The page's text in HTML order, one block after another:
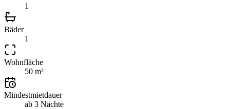
1
Bäder
1
Wohnfläche
50 m²
Mindestmietdauer
ab 3 Nächte